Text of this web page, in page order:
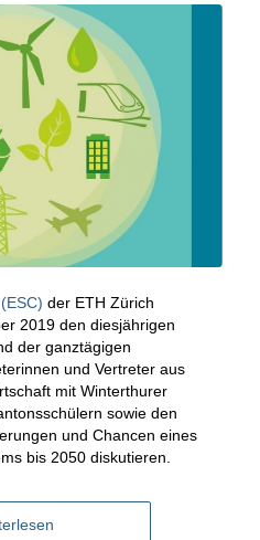
der ETH Zürich
2019 den diesjährigen
der ganztägigen
und Vertreter aus
mit Winterthurer
sowie den
und Chancen eines
bis 2050 diskutieren.